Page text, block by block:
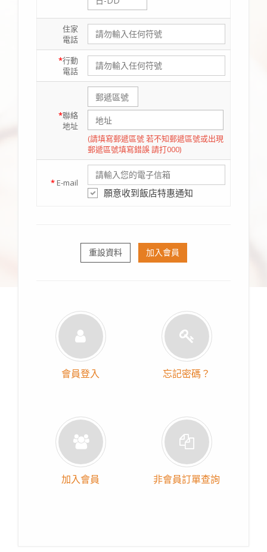
住家
電話
*行動
電話
*聯絡
地址
(請填寫郵遞區號 若不知郵遞區號或出現
郵遞區號填寫錯誤 請打000)
* E-mail
願意收到飯店特惠通知
重設資料 加入會員
會員登入 忘記密碼？
加入會員 非會員訂單查詢